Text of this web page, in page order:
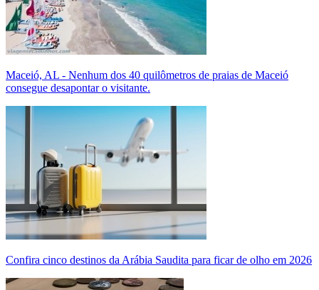
Maceió, AL - Nenhum dos 40 quilômetros de praias de Maceió
consegue desapontar o visitante.
Confira cinco destinos da Arábia Saudita para ficar de olho em 2026